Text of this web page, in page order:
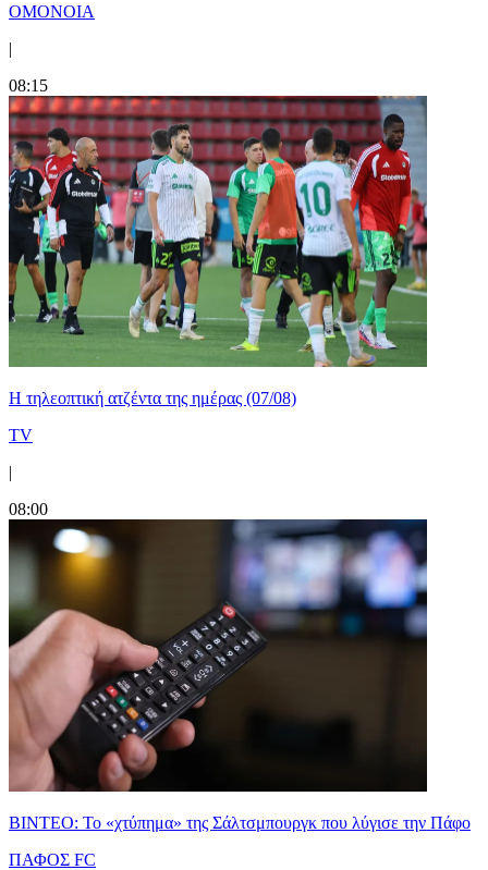
ΟΜΟΝΟΙΑ
|
08:15
Η τηλεοπτική ατζέντα της ημέρας (07/08)
TV
|
08:00
ΒΙΝΤΕΟ: Το «χτύπημα» της Σάλτσμπουργκ που λύγισε την Πάφο
ΠΑΦΟΣ FC